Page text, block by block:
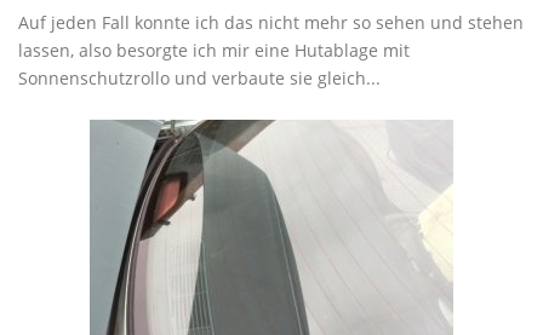
Auf jeden Fall konnte ich das nicht mehr so sehen und stehen
lassen, also besorgte ich mir eine Hutablage mit
Sonnenschutzrollo und verbaute sie gleich...